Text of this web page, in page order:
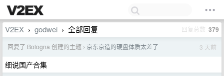
V2EX › godwei › 全部回复 回复总数 379
回复了 Bologna 创建的主题 › 京东京造的硬盘体质太差了 3 天前
细说国产合集